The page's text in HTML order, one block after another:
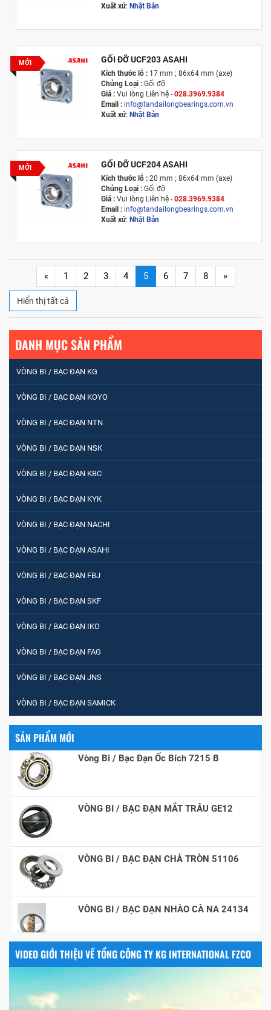
Xuất xứ: Nhật Bản
MỚI GỐI ĐỠ UCF203 ASAHI
Kích thước lỗ : 17 mm ; 86x64 mm (axe)
Chủng Loại : Gối đỡ
Giá :Vui lòng Liên hệ - 028.3969.9384
Email : info@tandailongbearings.com.vn
Xuất xứ: Nhật Bản
MỚI GỐI ĐỠ UCF204 ASAHI
Kích thước lỗ : 20 mm ; 86x64 mm (axe)
Chủng Loại : Gối đỡ
Giá :Vui lòng Liên hệ - 028.3969.9384
Email : info@tandailongbearings.com.vn
Xuất xứ: Nhật Bản
« 1 2 3 4 5 6 7 8 »
Hiển thị tất cả
DANH MỤC SẢN PHẨM
VÒNG BI / BẠC ĐẠN KG
VÒNG BI / BẠC ĐẠN KOYO
VÒNG BI / BẠC ĐẠN NTN
VÒNG BI / BẠC ĐẠN NSK
VÒNG BI / BẠC ĐẠN KBC
VÒNG BI / BẠC ĐẠN KYK
VÒNG BI / BẠC ĐẠN NACHI
VÒNG BI / BẠC ĐẠN ASAHI
VÒNG BI / BẠC ĐẠN FBJ
VÒNG BI / BẠC ĐẠN SKF
VÒNG BI / BẠC ĐẠN IKO
VÒNG BI / BẠC ĐẠN FAG
VÒNG BI / BẠC ĐẠN JNS
VÒNG BI / BẠC ĐẠN SAMICK
SẢN PHẨM MỚI
VÒNG BI / BẠC ĐẠN NHÀO CÀ NA 24134
Vòng bi / Bạc đạn tròn : 698
12x12x26
VÒNG BI / BẠC ĐẠN MẮT TRÂU GE12
VÒNG BI / BẠC ĐẠN CHÀ TRÒN 51106
VÒNG BI / BẠC ĐẠN NHÀO CÀ NA 24134
Vòng bi / Bạc đạn tròn : 698
VÒNG BI PHS20
VIDEO GIỚI THIỆU VỀ TỔNG CÔNG TY KG INTERNATIONAL FZCO